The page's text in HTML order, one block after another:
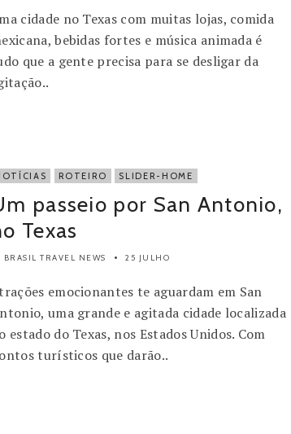
cidade no Texas com muitas lojas, comida
bebidas fortes e música animada é
que a gente precisa para se desligar da
ROTEIRO SLIDER-HOME
passeio por San Antonio,
Texas
BRASIL TRAVEL NEWS 25 JULHO
emocionantes te aguardam em San
uma grande e agitada cidade localizada
estado do Texas, nos Estados Unidos. Com
turísticos que darão..